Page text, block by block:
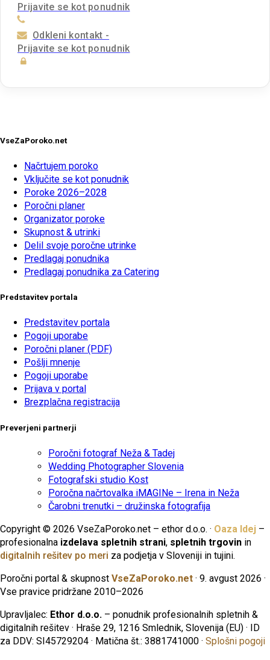
Prijavite se kot ponudnik
Odkleni kontakt -
Prijavite se kot ponudnik
VseZaPoroko.net
Načrtujem poroko
Vključite se kot ponudnik
Poroke 2026–2028
Poročni planer
Organizator poroke
Skupnost & utrinki
Delil svoje poročne utrinke
Predlagaj ponudnika
Predlagaj ponudnika za Catering
Predstavitev portala
Predstavitev portala
Pogoji uporabe
Poročni planer (PDF)
Pošlji mnenje
Pogoji uporabe
Prijava v portal
Brezplačna registracija
Preverjeni partnerji
Poročni fotograf Neža & Tadej
Wedding Photographer Slovenia
Fotografski studio Kost
Poročna načrtovalka iMAGINe – Irena in Neža
Čarobni trenutki – družinska fotografija
Copyright © 2026 VseZaPoroko.net – ethor d.o.o. · Oaza Idej –
profesionalna izdelava spletnih strani, spletnih trgovin in
digitalnih rešitev po meri za podjetja v Sloveniji in tujini.
Poročni portal & skupnost VseZaPoroko.net · 9. avgust 2026 ·
Vse pravice pridržane 2010–2026
Upravljalec: Ethor d.o.o. – ponudnik profesionalnih spletnih &
digitalnih rešitev · Hraše 29, 1216 Smlednik, Slovenija (EU) · ID
za DDV: SI45729204 · Matična št.: 3881741000 · Splošni pogoji